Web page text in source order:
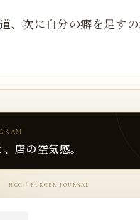
、次に自分の癖を足す
店の空気感。